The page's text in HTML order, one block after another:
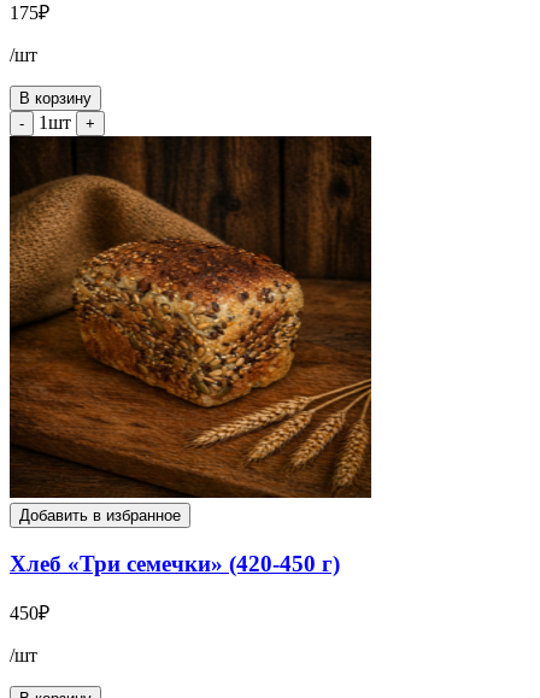
175₽
/шт
В корзину
-
1шт +
Добавить в избранное
Хлеб «Три семечки» (420-450 г)
450₽
/шт